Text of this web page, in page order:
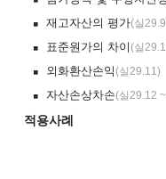
￭ 재고자산의 평가(실29.9
￭ 표준원가의 차이 (실
￭ 외화환산손익 (실29.11)
￭ 자산손상차손(실29.12
적용사례